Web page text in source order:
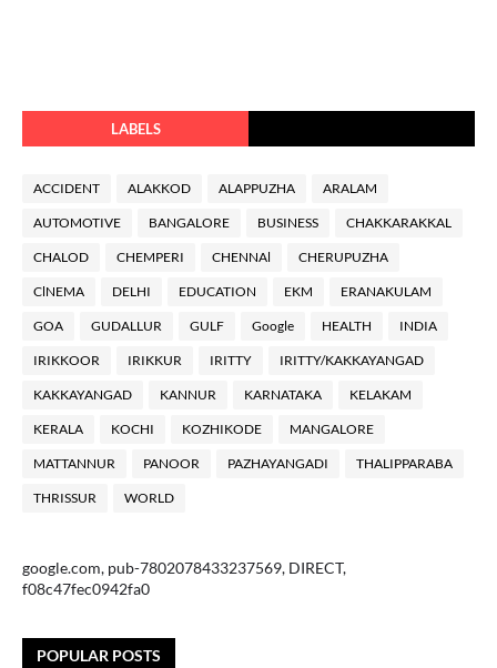
LABELS
ACCIDENT ALAKKOD ALAPPUZHA ARALAM
AUTOMOTIVE BANGALORE BUSINESS CHAKKARAKKAL
CHALOD CHEMPERI CHENNAl CHERUPUZHA
ClNEMA DELHI EDUCATION EKM ERANAKULAM
GOA GUDALLUR GULF Google HEALTH INDIA
IRIKKOOR IRIKKUR IRITTY IRITTY/KAKKAYANGAD
KAKKAYANGAD KANNUR KARNATAKA KELAKAM
KERALA KOCHI KOZHIKODE MANGALORE
MATTANNUR PANOOR PAZHAYANGADI THALIPPARABA
THRISSUR WORLD
google.com, pub-7802078433237569, DIRECT,
f08c47fec0942fa0
POPULAR POSTS